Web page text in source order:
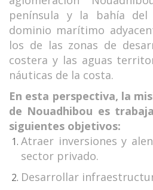
península y la bahía
dominio marítimo
los de las zonas de
costera y las aguas
náuticas de la costa.
En esta perspectiva, la
de Nouadhibou es
siguientes objetivos:
Atraer inversiones y
sector privado.
Desarrollar